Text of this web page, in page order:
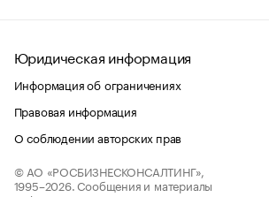
Юридическая информация
Информация об ограничениях
Правовая информация
О соблюдении авторских прав
© АО «РОСБИЗНЕСКОНСАЛТИНГ»,
1995–2026. Сообщения и материалы